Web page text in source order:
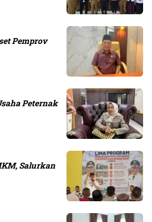
Pemprov
Peternak
Salurkan